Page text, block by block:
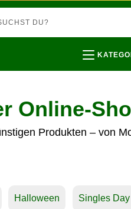
Online-
Produkten – von
Halloween Singles Day